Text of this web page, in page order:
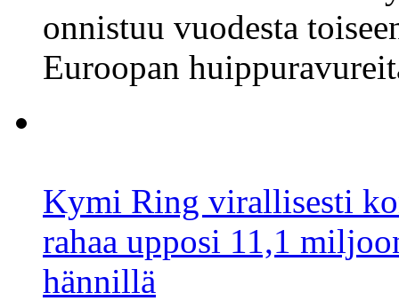
onnistuu vuodesta
Euroopan
Kymi Ring virallisesti
rahaa upposi 11,1
hännillä